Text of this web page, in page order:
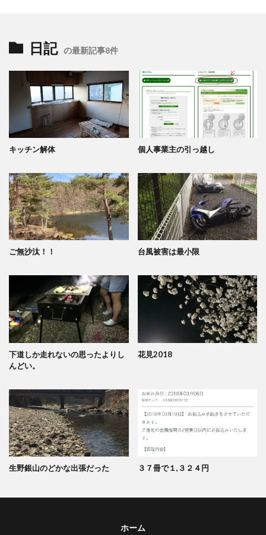
日記 の最新記事8件
キッチン解体 個人事業主の引っ越し
ご無沙汰！！ 台風被害は最小限
下道しか走れないの思ったよりし
んどい。
花見2018
生野銀山のどかな出張だった ３７冊で１,３２４円
ホーム